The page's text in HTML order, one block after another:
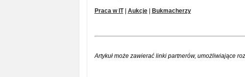
Praca w IT| Aukcje| Bukmacherzy
Artykuł może zawierać linki partnerów, umożliwiające